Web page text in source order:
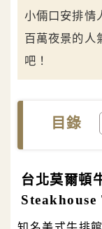
小倆口安排情
百萬夜景的人
吧！
目錄
台北莫爾頓
Steakhouse